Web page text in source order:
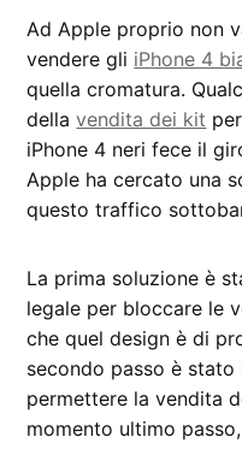
Ad Apple proprio non
vendere gli iPhone 4
quella cromatura.
dellavendita dei kit
iPhone 4 neri fece il
Apple ha cercato una
questo traffico
La prima soluzione è
legale per bloccare le
che quel design è di
secondo passo è
permettere la vendita
momento ultimo